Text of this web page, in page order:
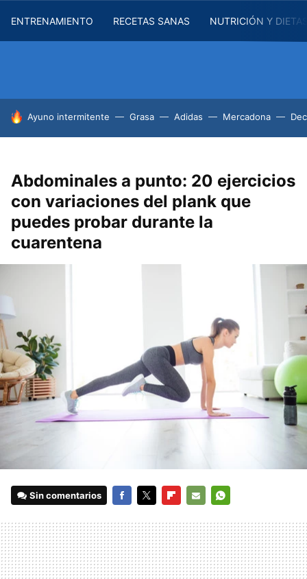
ENTRENAMIENTO RECETAS SANAS NUTRICIÓN Y
HOY SE HABLA DE
Ayuno intermitente Grasa Adidas Mercadona
Abdominales a punto: 20 ejercicios
con variaciones del plank que
puedes probar durante la
cuarentena
Sin comentarios
MAIL